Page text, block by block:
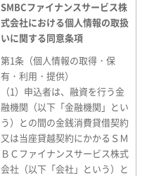
SMBCファイナンスサービス株
式会社における個人情報の取扱
いに関する同意条項
第1条（個人情報の取得・保
有・利用・提供）
（1）申込者は、融資を行う金
融機関（以下「金融機関」とい
う）との間の金銭消費貸借契約
又は当座貸越契約にかかるＳＭ
ＢＣファイナンスサービス株式
会社（以下「会社」という）と